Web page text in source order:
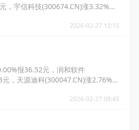
，宇信科技(300674.CN)涨3.32%报
2026-02-27 13:15
报36.52元，润和软件
，天源迪科(300047.CN)涨2.76%报
2026-02-27 09:45